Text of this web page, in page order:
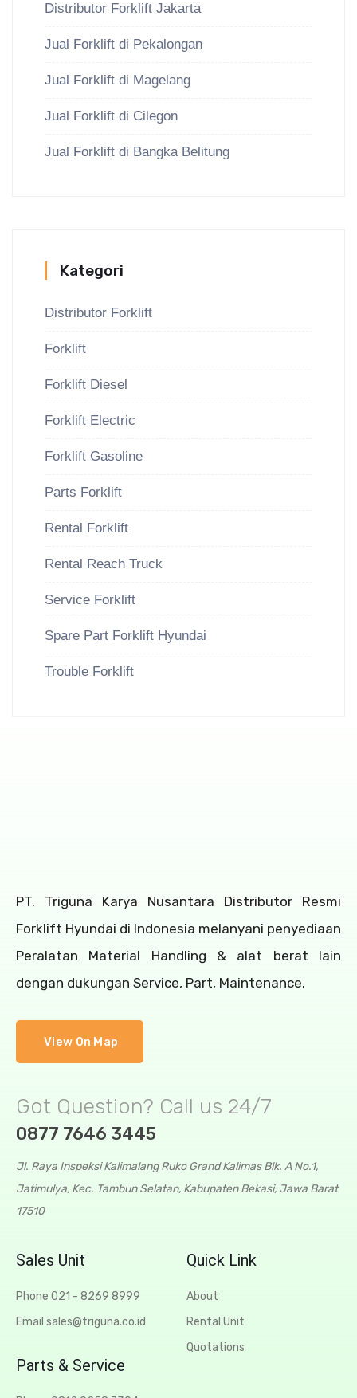
Distributor Forklift Jakarta
Jual Forklift di Pekalongan
Jual Forklift di Magelang
Jual Forklift di Cilegon
Jual Forklift di Bangka Belitung
Kategori
Distributor Forklift
Forklift
Forklift Diesel
Forklift Electric
Forklift Gasoline
Parts Forklift
Rental Forklift
Rental Reach Truck
Service Forklift
Spare Part Forklift Hyundai
Trouble Forklift
PT. Triguna Karya Nusantara Distributor Resmi
Forklift Hyundai di Indonesia melanyani penyediaan
Peralatan Material Handling & alat berat lain
dengan dukungan Service, Part, Maintenance.
View On Map
Got Question? Call us 24/7
0877 7646 3445
Jl. Raya Inspeksi Kalimalang Ruko Grand Kalimas Blk. A No.1,
Jatimulya, Kec. Tambun Selatan, Kabupaten Bekasi, Jawa Barat
17510
Sales Unit
Phone 021 - 8269 8999
Email sales@triguna.co.id
Parts & Service
Quick Link
About
Rental Unit
Quotations